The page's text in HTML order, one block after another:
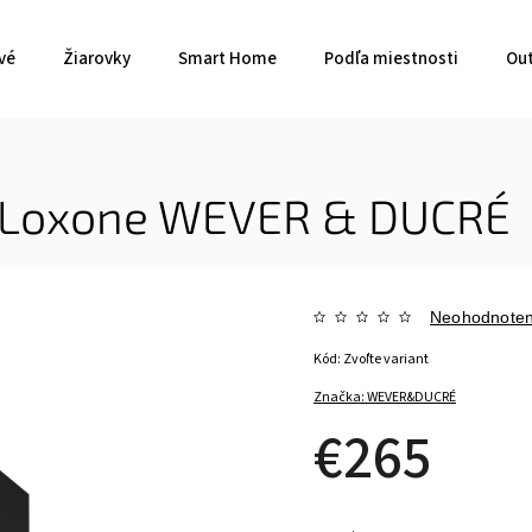
Žiarovky Smart Home Podľa miestnosti
WEVER & DUCRÉ
Značka:WEVER&DUCRÉ
€265
Kód: Zvoľte variant